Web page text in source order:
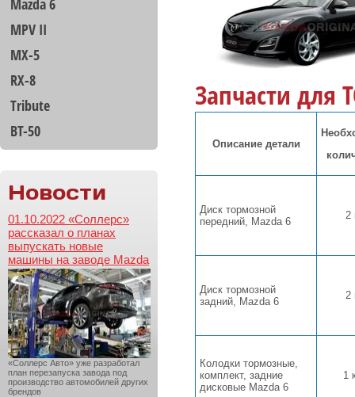
Mazda 6
MPV II
MX-5
RX-8
Tribute
BT-50
Новости
01.10.2022 «Соллерс»
рассказал о планах
выпускать новые
машины на заводе Mazda
«Соллерс Авто» уже разработал
план перезапуска завода под
производство автомобилей других
брендов
Запчасти для
Описание детали
Диск тормозной
передний, Mazda 6
2
Диск тормозной
задний, Mazda 6
2
Колодки тормозные,
комплект, задние
дисковые Mazda 6
1